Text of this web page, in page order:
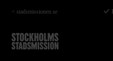
Hoppa
till
huvudinnehåll
< stadsmissionen.se